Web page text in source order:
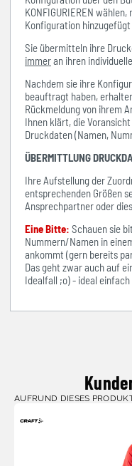
KONFIGURIEREN
Konfiguration hinzugefügt
Sie übermitteln ihre
immeran ihren
Nachdem sie ihre
beauftragt haben,
Rückmeldung von ihrem
Ihnen klärt, die
Druckdaten (Namen,
ÜBERMITTLUNG
Ihre Aufstellung der
entsprechenden Größen
Ansprechpartner oder
Eine Bitte: Schauen sie
Nummern/Namen in
ankommt (gern bereits
Das geht zwar auch auf
Idealfall ;o) - ideal
AUFRUND DIESES